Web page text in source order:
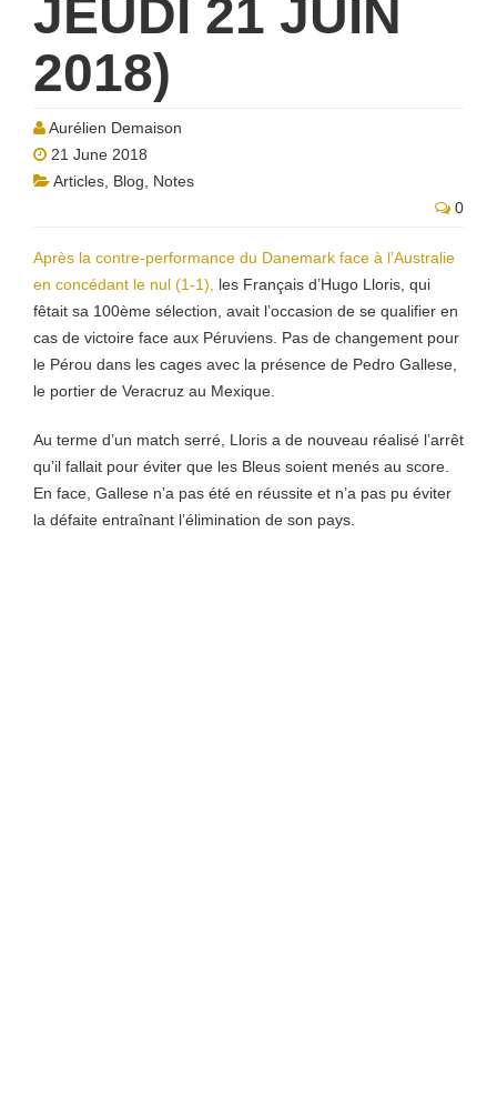
JEUDI 21 JUIN
2018)
Aurélien Demaison
21 June 2018
Articles Blog
Notes
0
Après la contre-performance du Danemark face à l’Australie
en concédant le nul (1-1),
les Français d’Hugo Lloris, qui
fêtait sa 100ème sélection, avait l’occasion de se qualifier en
cas de victoire face aux Péruviens. Pas de changement pour
le Pérou dans les cages avec la présence de Pedro Gallese,
le portier de Veracruz au Mexique.
Au terme d’un match serré, Lloris a de nouveau réalisé l’arrêt
qu’il fallait pour éviter que les Bleus soient menés au score.
En face, Gallese n’a pas été en réussite et n’a pas pu éviter
la défaite entraînant l’élimination de son pays.